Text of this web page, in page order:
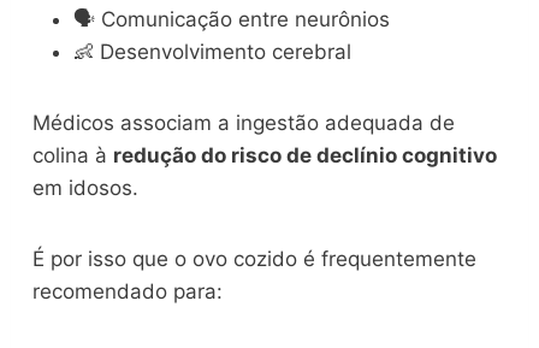
🗣️ Comunicação entre neurônios
👶 Desenvolvimento cerebral
Médicos associam a ingestão adequada de
colina à redução do risco de declínio cognitivo
em idosos.
É por isso que o ovo cozido é frequentemente
recomendado para: